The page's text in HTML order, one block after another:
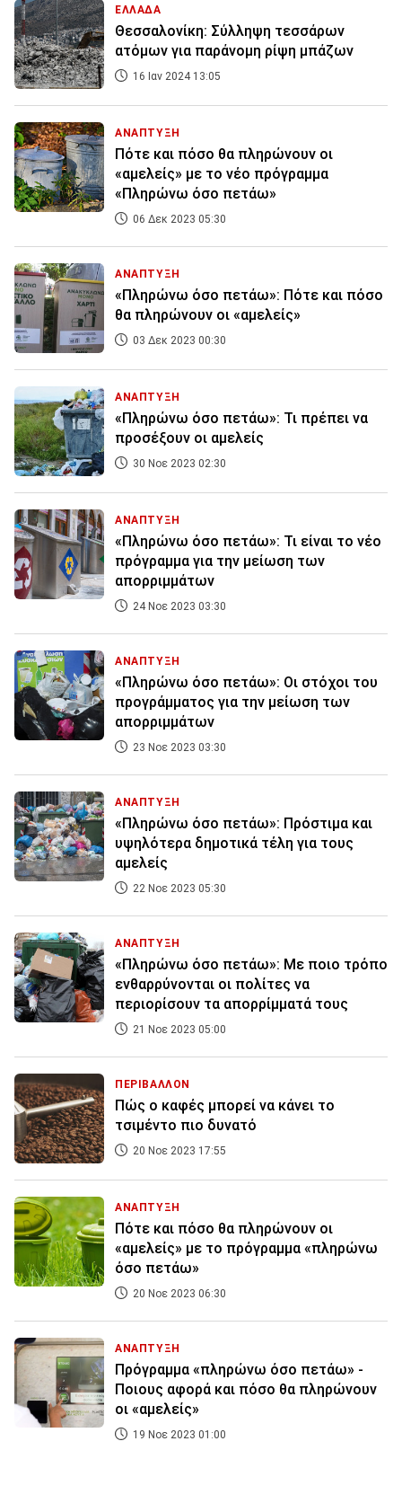
ΕΛΛΑΔΑ
Θεσσαλονίκη: Σύλληψη τεσσάρων
ατόμων για παράνομη ρίψη μπάζων
16 Ιαν 2024 13:05
ΑΝΑΠΤΥΞΗ
Πότε και πόσο θα πληρώνουν οι
«αμελείς» με το νέο πρόγραμμα
«Πληρώνω όσο πετάω»
06 Δεκ 2023 05:30
ΑΝΑΠΤΥΞΗ
«Πληρώνω όσο πετάω»: Πότε και πόσο
θα πληρώνουν οι «αμελείς»
03 Δεκ 2023 00:30
ΑΝΑΠΤΥΞΗ
«Πληρώνω όσο πετάω»: Τι πρέπει να
προσέξουν οι αμελείς
30 Νοε 2023 02:30
ΑΝΑΠΤΥΞΗ
«Πληρώνω όσο πετάω»: Τι είναι το νέο
πρόγραμμα για την μείωση των
απορριμμάτων
24 Νοε 2023 03:30
ΑΝΑΠΤΥΞΗ
«Πληρώνω όσο πετάω»: Οι στόχοι του
προγράμματος για την μείωση των
απορριμμάτων
23 Νοε 2023 03:30
ΑΝΑΠΤΥΞΗ
«Πληρώνω όσο πετάω»: Πρόστιμα και
υψηλότερα δημοτικά τέλη για τους
αμελείς
22 Νοε 2023 05:30
ΑΝΑΠΤΥΞΗ
«Πληρώνω όσο πετάω»: Με ποιο τρόπο
ενθαρρύνονται οι πολίτες να
περιορίσουν τα απορρίμματά τους
21 Νοε 2023 05:00
ΠΕΡΙΒΑΛΛΟΝ
Πώς ο καφές μπορεί να κάνει το
τσιμέντο πιο δυνατό
20 Νοε 2023 17:55
ΑΝΑΠΤΥΞΗ
Πότε και πόσο θα πληρώνουν οι
«αμελείς» με το πρόγραμμα «πληρώνω
όσο πετάω»
20 Νοε 2023 06:30
ΑΝΑΠΤΥΞΗ
Πρόγραμμα «πληρώνω όσο πετάω» -
Ποιους αφορά και πόσο θα πληρώνουν
οι «αμελείς»
19 Νοε 2023 01:00